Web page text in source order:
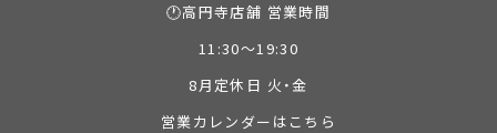
🕐高円寺店舗 営業時間
11:30～19:30
8月定休日 火・金
営業カレンダーはこちら